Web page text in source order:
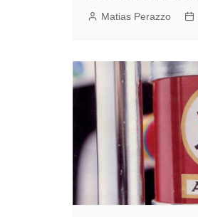
Matias Perazzo